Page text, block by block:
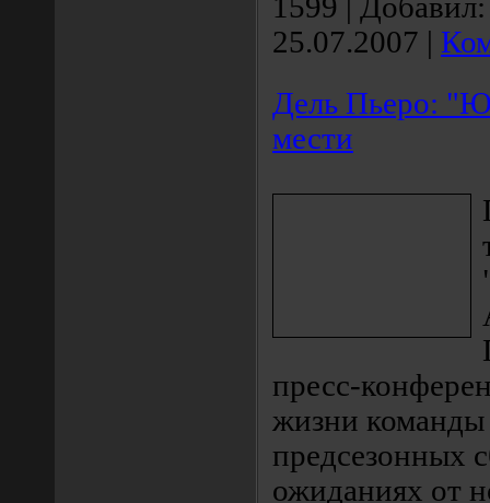
1599
Добавил:
25.07.2007 |
Дель Пьеро:
мести
пресс-
жизни команды
предсезонных
ожиданиях от